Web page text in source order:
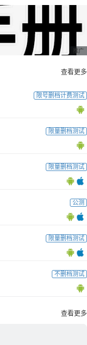
推广
查看更多
限号删档计费测试
限量删档测试
限量删档测试
公测
限量删档测试
不删档测试
查看更多